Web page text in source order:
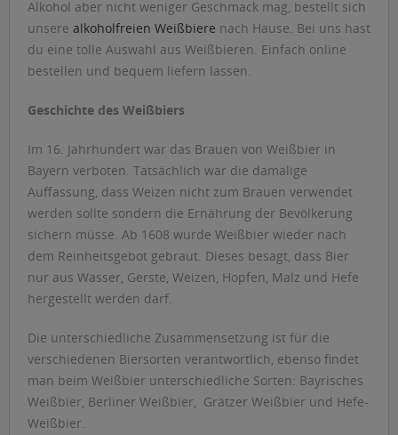
Alkohol aber nicht weniger Geschmack mag, bestellt sich
unsere alkoholfreien Weißbiere nach Hause. Bei uns hast
du eine tolle Auswahl aus Weißbieren. Einfach online
bestellen und bequem liefern lassen.
Geschichte des Weißbiers
Im 16. Jahrhundert war das Brauen von Weißbier in
Bayern verboten. Tatsächlich war die damalige
Auffassung, dass Weizen nicht zum Brauen verwendet
werden sollte sondern die Ernährung der Bevölkerung
sichern müsse. Ab 1608 wurde Weißbier wieder nach
dem Reinheitsgebot gebraut. Dieses besagt, dass Bier
nur aus Wasser, Gerste, Weizen, Hopfen, Malz und Hefe
hergestellt werden darf.
Die unterschiedliche Zusammensetzung ist für die
verschiedenen Biersorten verantwortlich, ebenso findet
man beim Weißbier unterschiedliche Sorten: Bayrisches
Weißbier, Berliner Weißbier, Grätzer Weißbier und Hefe-
Weißbier.